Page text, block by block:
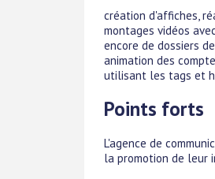
création d'affiches,
montages vidéos
encore de dossiers
animation des
utilisant les tags et
Points forts
L'agence de
la promotion de leur